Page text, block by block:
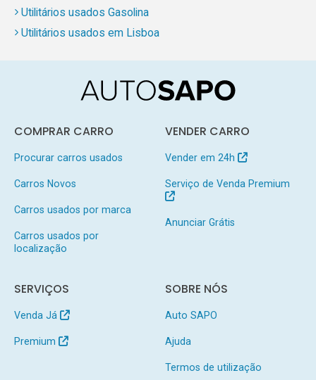
Utilitários usados Gasolina
Utilitários usados em Lisboa
COMPRAR CARRO
Procurar carros usados
Carros Novos
Carros usados por marca
Carros usados por
localização
VENDER CARRO
Vender em 24h
Serviço de Venda Premium
Anunciar Grátis
SERVIÇOS
Venda Já
Premium
SOBRE NÓS
Auto SAPO
Ajuda
Termos de utilização